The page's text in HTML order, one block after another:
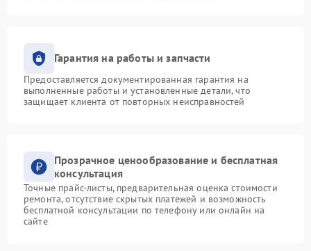
Гарантия на работы и запчасти
Предоставляется документированная гарантия на
выполненные работы и установленные детали, что
защищает клиента от повторных неисправностей
Прозрачное ценообразование и бесплатная
консультация
Точные прайс-листы, предварительная оценка стоимости
ремонта, отсутствие скрытых платежей и возможность
бесплатной консультации по телефону или онлайн на
сайте